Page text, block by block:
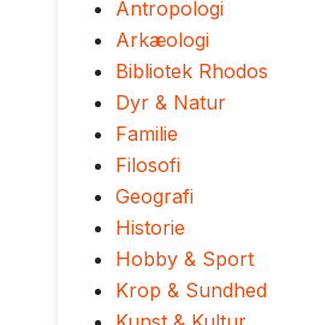
Antropologi
Arkæologi
Bibliotek Rhodos
Dyr & Natur
Familie
Filosofi
Geografi
Historie
Hobby & Sport
Krop & Sundhed